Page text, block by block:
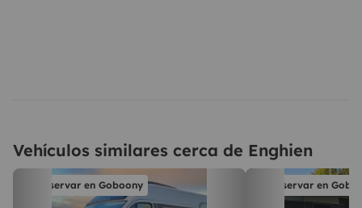
Vehículos similares cerca de Enghien
Reservar en Goboony Reservar en